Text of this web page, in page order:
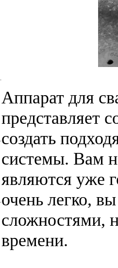
Аппарат для
представляет
создать
системы. Вам
являются уже
очень легко,
сложностями,
времени.